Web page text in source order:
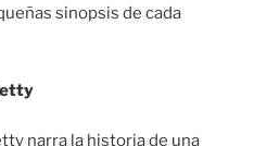
sinopsis de cada
narra la historia de una